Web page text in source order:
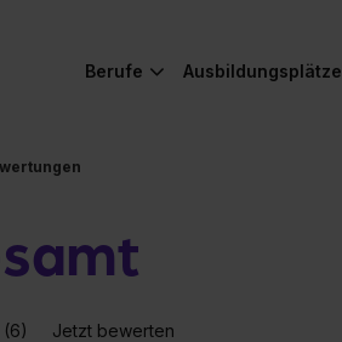
Berufe Ausbildungsplätze
(6) Jetzt bewerten